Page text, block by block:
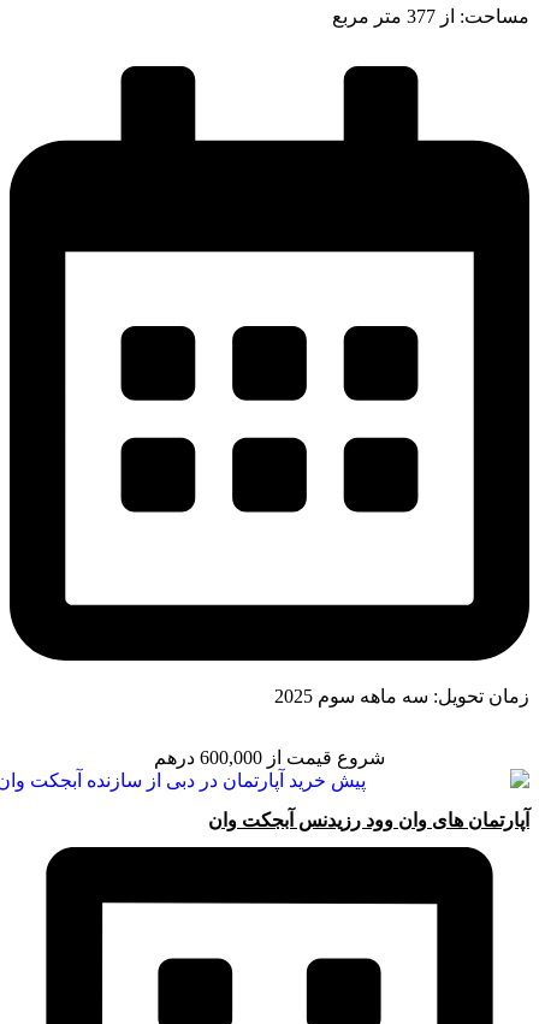
مساحت: از 377 متر مربع
زمان تحویل: سه ماهه سوم 2025
شروع قیمت از 600,000 درهم
آ‌پارتمان های وان وود رزیدنس آبجکت وان